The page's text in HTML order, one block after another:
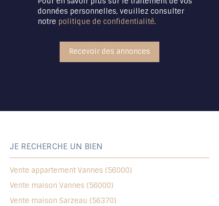
données personnelles, veuillez consulter
notre politique de confidentialité.
Recevoir des annonces
JE RECHERCHE UN BIEN
Vente appartement Vannes (56000)
Vente maison Vannes (56000)
Vente maison Sarzeau (56370)